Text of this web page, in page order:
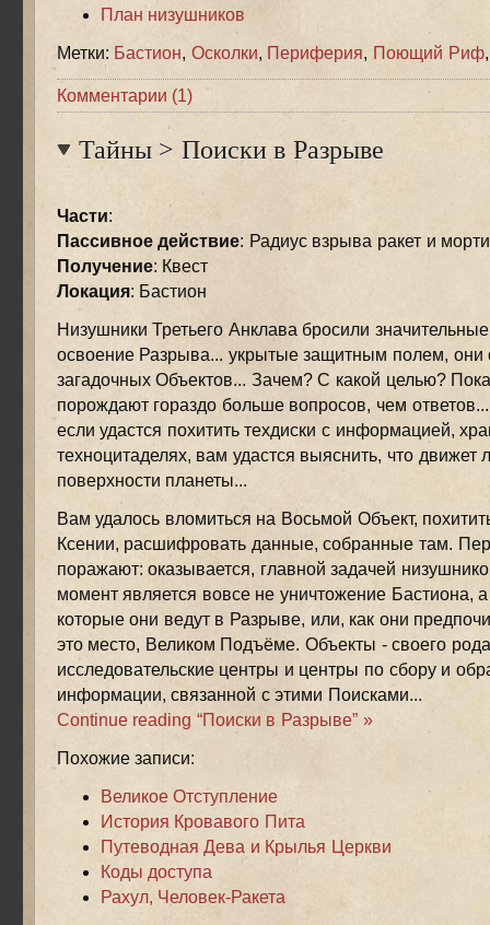
План низушников
Метки: Бастион, Осколки, Периферия, Поющий Риф
Комментарии (1)
Тайны> Поиски в Разрыве
Части:
Пассивное действие: Радиус взрыва ракет и
Получение: Квест
Локация: Бастион
Низушники Третьего Анклава бросили
освоение Разрыва... укрытые защитным полем, они
загадочных Объектов... Зачем? С какой целью?
порождают гораздо больше вопросов, чем
если удастся похитить техдиски с информацией,
техноцитаделях, вам удастся выяснить, что движет
поверхности планеты...
Вам удалось вломиться на Восьмой Объект,
Ксении, расшифровать данные, собранные там.
поражают: оказывается, главной задачей
момент является вовсе не уничтожение Бастиона,
которые они ведут в Разрыве, или, как они
это место, Великом Подъёме. Объекты - своего рода
исследовательские центры и центры по сбору и
информации, связанной с этими Поисками...
Continue reading “Поиски в Разрыве” »
Похожие записи:
Великое Отступление
История Кровавого Пита
Путеводная Дева и Крылья Церкви
Коды доступа
Рахул, Человек-Ракета